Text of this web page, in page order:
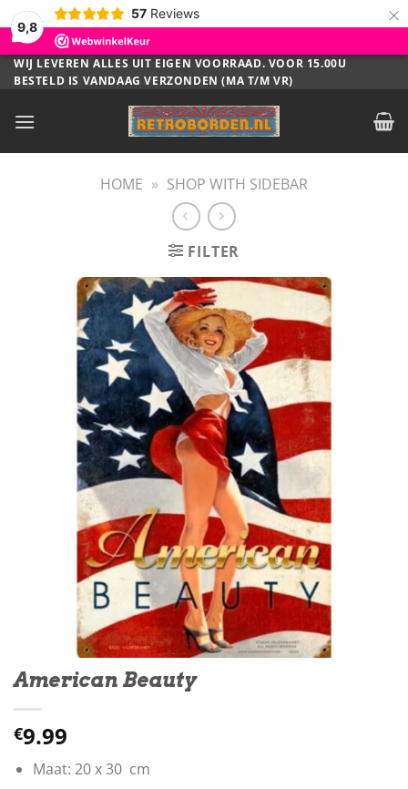
9,8
57 Reviews ×
Ga
naar
WIJ LEVEREN ALLES UIT EIGEN VOORRAAD. VOOR 15.00U
BESTELD IS VANDAAG VERZONDEN (MA T/M VR)
HOME » SHOP WITH SIDEBAR
FILTER
American Beauty
€9.99
Maat: 20 x 30 cm